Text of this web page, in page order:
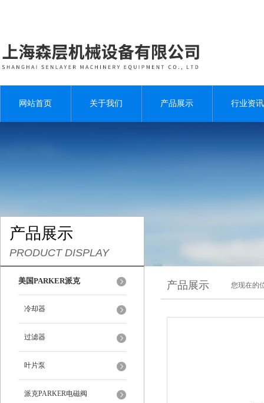
网站首页 关于我们 产品展示 行业资讯
产品展示
PRODUCT DISPLAY
美国PARKER派克
冷却器
过滤器
叶片泵
派克PARKER电磁阀
产品展示 您现在的